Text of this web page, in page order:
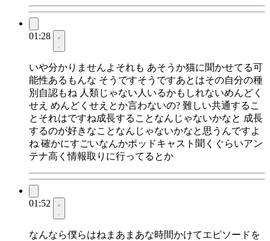
01:28
いや分かりませんよそれも あそうか猫に聞かせてる可
能性あるもんな そうですそうですあとはその自分の種
別自認もね 人類じゃない人いるかもしれないめんどく
せえ めんどくせえとか言わないの? 難しい共通するこ
とそれはですね成長することなんじゃないかなと 成長
するのが好きなことなんじゃないかなと思うんですよ
ね 確かにすごいなんかポッドキャスト聞くぐらいアン
テナ高く情報取りに行ってるとか
01:52
なんなら僕らはねまあまあな時間かけてエピソードを